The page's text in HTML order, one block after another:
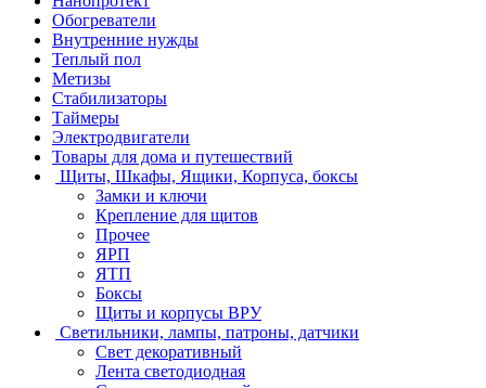
Обогреватели
Внутренние нужды
Теплый пол
Метизы
Стабилизаторы
Таймеры
Электродвигатели
Товары для дома и путешествий
Щиты, Шкафы, Ящики, Корпуса, боксы
Замки и ключи
Крепление для щитов
Прочее
ЯРП
ЯТП
Боксы
Щиты и корпусы ВРУ
Светильники, лампы, патроны, датчики
Свет декоративный
Лента светодиодная